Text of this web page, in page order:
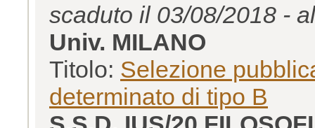
scaduto il 03/08/2018 -
Univ. MILANO
Titolo: Selezione
determinato di tipo B